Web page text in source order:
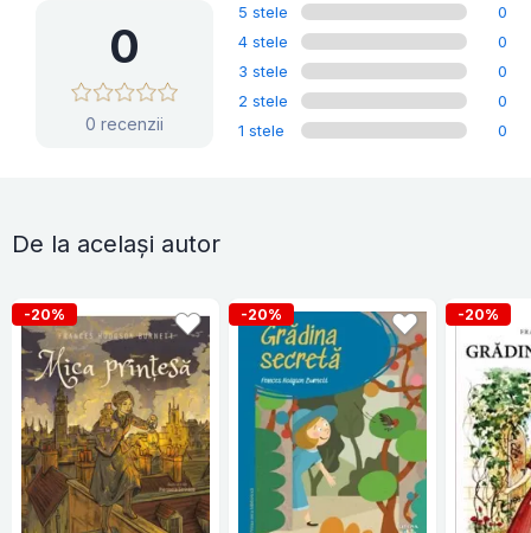
0
0 recenzii
5 stele
0
4 stele
0
3 stele
0
2 stele
0
1 stele
0
De la același autor
-20% -20% -20%